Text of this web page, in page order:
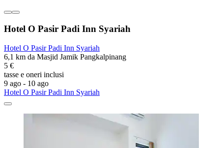
Hotel O Pasir Padi Inn Syariah
Hotel O Pasir Padi Inn Syariah
6,1 km da Masjid Jamik Pangkalpinang
5 €
tasse e oneri inclusi
9 ago - 10 ago
Hotel O Pasir Padi Inn Syariah